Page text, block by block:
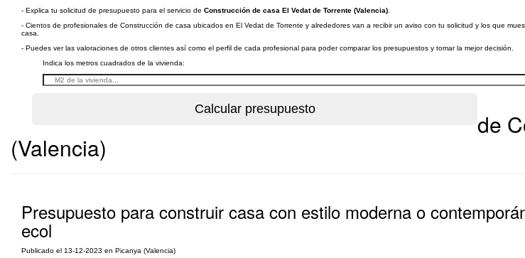
- Explica tu solicitud de presupuesto para el servicio de Construcción de casa El Vedat de Torrente (Valencia)
- Cientos de profesionales de Construcción de casa ubicados en El Vedat de Torrente y alrededores van a recibir un aviso con tu solicitud y los que
casa.
- Puedes ver las valoraciones de otros clientes así como el perfil de cada profesional para poder comparar los presupuestos y tomar la mejor decisión.
Indica los metros cuadrados de la vivienda:
de
(Valencia)
Presupuesto para construir casa con estilo moderna o
ecol
Publicado el 13-12-2023 en Picanya (Valencia)